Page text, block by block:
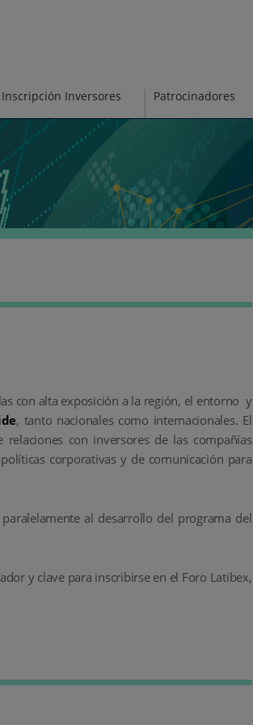
Inscripción Inversores Patrocinadores
con alta exposición a la región, el entorno y
, tanto nacionales como internacionales. El
con inversores de las compañías
corporativas y de comunicación para
al desarrollo del programa del
y clave para inscribirse en el Foro Latibex,